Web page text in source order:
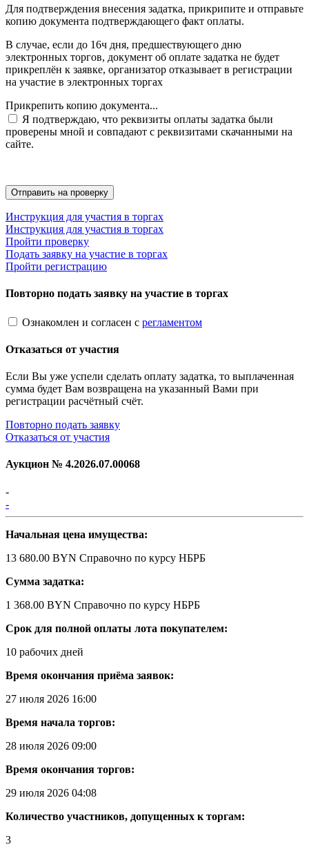
Для подтверждения внесения задатка, прикрипите и отправьте
копию документа подтверждающего факт оплаты.
В случае, если до 16ч дня, предшествующего дню
электронных торгов, документ об оплате задатка не будет
прикреплён к заявке, организатор отказывает в регистрации
на участие в электронных торгах
Прикрепить копию документа...
Я подтверждаю, что реквизиты оплаты задатка были
проверены мной и совпадают с реквизитами скачанными на
сайте.
Инструкция для участия в торгах
Инструкция для участия в торгах
Пройти проверку
Подать заявку на участие в торгах
Пройти регистрацию
Повторно подать заявку на участие в торгах
Ознакомлен и согласен с регламентом
Отказаться от участия
Если Вы уже успели сделать оплату задатка, то выплаченная
сумма будет Вам возвращена на указанный Вами при
регистрации расчётный счёт.
Повторно подать заявку
Отказаться от участия
Аукцион № 4.2026.07.00068
-
-
Начальная цена имущества:
13 680.00 BYN Справочно по курсу НБРБ
Сумма задатка:
1 368.00 BYN Справочно по курсу НБРБ
Срок для полной оплаты лота покупателем:
10 рабочих дней
Время окончания приёма заявок:
27 июля 2026 16:00
Время начала торгов:
28 июля 2026 09:00
Время окончания торгов:
29 июля 2026 04:08
Количество участников, допущенных к торгам:
3